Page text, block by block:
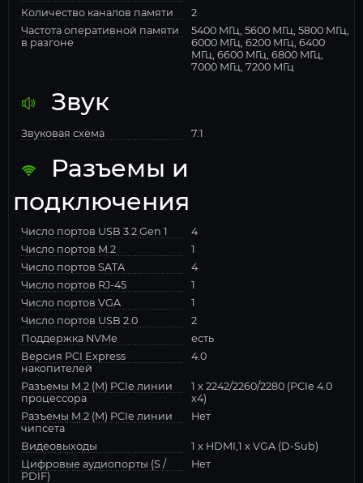
Количество каналов памяти
2
Частота оперативной памяти
в разгоне
5400 МГц, 5600 МГц, 5800 МГц,
6000 МГц, 6200 МГц, 6400
МГц, 6600 МГц, 6800 МГц,
7000 МГц, 7200 МГц
Звук
Звуковая схема 7.1
Разъемы и
подключения
Число портов USB 3.2 Gen 1
4
Число портов M.2
1
Число портов SATA
4
Число портов RJ-45
1
Число портов VGA
1
Число портов USB 2.0
2
Поддержка NVMe
есть
Версия PCI Express
накопителей
4.0
Разъемы M.2 (M) PCIe линии
процессора
1 x 2242/2260/2280 (PCIe 4.0
x4)
Разъемы M.2 (M) PCIe линии
чипсета
Нет
Видеовыходы
1 x HDMI,1 x VGA (D-Sub)
Цифровые аудиопорты (S /
PDIF)
Нет